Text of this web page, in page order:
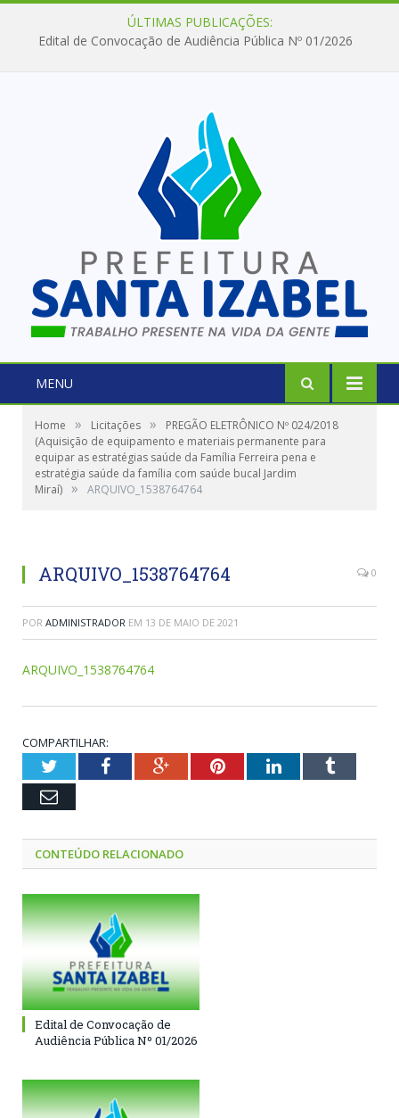
ÚLTIMAS PUBLICAÇÕES:
Edital de Convocação de Audiência Pública Nº 01/2026
MENU
Home » Licitações »
PREGÃO ELETRÔNICO Nº 024/2018
(Aquisição de equipamento e materiais permanente para
equipar as estratégias saúde da Família Ferreira pena e
estratégia saúde da família com saúde bucal Jardim
Miraí) » ARQUIVO_1538764764
ARQUIVO_1538764764 0
POR ADMINISTRADOR EM 13 DE MAIO DE 2021
ARQUIVO_1538764764
COMPARTILHAR:
TwitterFacebookGoogle+PinterestLinkedInTumblr
Email
CONTEÚDO RELACIONADO
Edital de Convocação de
Audiência Pública Nº 01/2026